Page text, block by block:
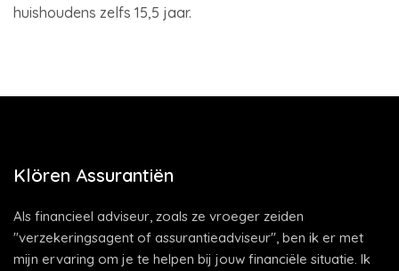
huishoudens zelfs 15,5 jaar.
Klören Assurantiën
Als financieel adviseur, zoals ze vroeger zeiden
"verzekeringsagent of assurantieadviseur", ben ik er met
mijn ervaring om je te helpen bij jouw financiële situatie. Ik